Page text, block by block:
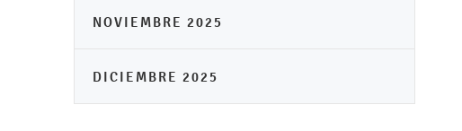
NOVIEMBRE 2025
DICIEMBRE 2025